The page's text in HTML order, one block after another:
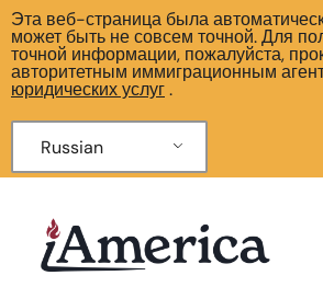
Эта веб-страница была
может быть не совсем точной. Для
точной информации, пожалуйста,
авторитетным иммиграционным
юридических услуг.
Russian